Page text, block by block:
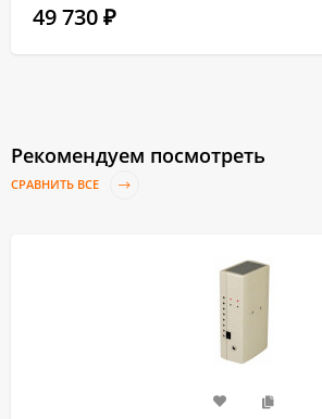
49 730 ₽
Рекомендуем посмотреть
СРАВНИТЬ ВСЕ